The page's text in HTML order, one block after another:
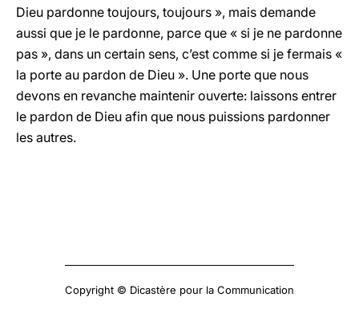
Dieu pardonne toujours, toujours », mais demande
aussi que je le pardonne, parce que « si je ne pardonne
pas », dans un certain sens, c’est comme si je fermais «
la porte au pardon de Dieu ». Une porte que nous
devons en revanche maintenir ouverte: laissons entrer
le pardon de Dieu afin que nous puissions pardonner
les autres.
Copyright © Dicastère pour la Communication